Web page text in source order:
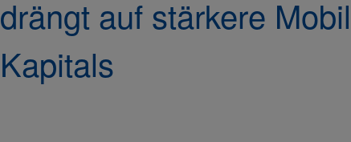
drängt auf stärkere
Kapitals